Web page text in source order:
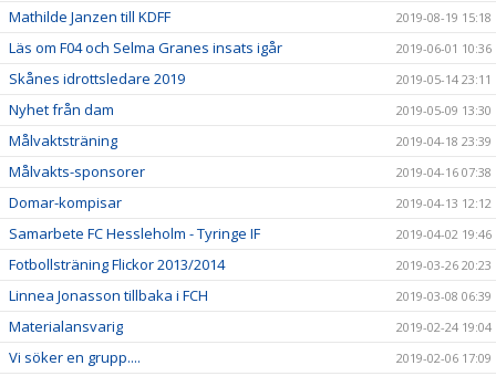
Mathilde Janzen till KDFF 2019-08-19 15:18
Läs om F04 och Selma Granes insats igår 2019-06-01 10:36
Skånes idrottsledare 2019 2019-05-14 23:11
Nyhet från dam 2019-05-09 13:30
Målvaktsträning 2019-04-18 23:39
Målvakts-sponsorer 2019-04-16 07:38
Domar-kompisar 2019-04-13 12:12
Samarbete FC Hessleholm - Tyringe IF 2019-04-02 19:46
Fotbollsträning Flickor 2013/2014 2019-03-26 20:23
Linnea Jonasson tillbaka i FCH 2019-03-08 06:39
Materialansvarig 2019-02-24 19:04
Vi söker en grupp.... 2019-02-06 17:09